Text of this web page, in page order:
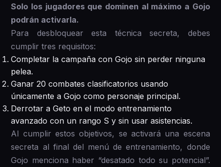
Solo los jugadores que dominen al máximo a Gojo
podrán activarla.
Para desbloquear esta técnica secreta, debes
cumplir tres requisitos:
Completar la campaña con Gojo sin perder ninguna
pelea.
Ganar 20 combates clasificatorios usando
únicamente a Gojo como personaje principal.
Derrotar a Geto en el modo entrenamiento
avanzado con un rango S y sin usar asistencias.
Al cumplir estos objetivos, se activará una escena
secreta al final del menú de entrenamiento, donde
Gojo menciona haber “desatado todo su potencial”.